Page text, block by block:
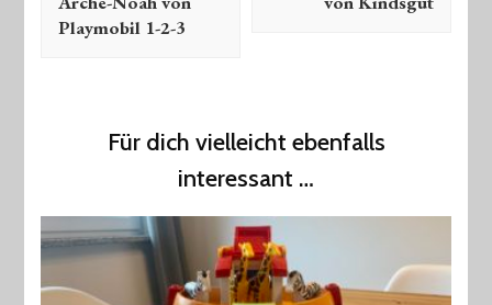
Playmobil 1-2-3
Für dich vielleicht ebenfalls
interessant …